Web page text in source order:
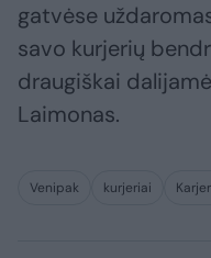
gatvėse
savo kurjerių
draugiškai
Laimonas.
Venipak kurjeriai